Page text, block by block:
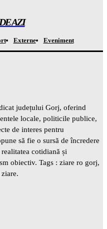
AZI
Externe Eveniment
județului Gorj, oferind
locale, politicile publice,
de interes pentru
să fie o sursă de încredere
cotidiană și
obiectiv. Tags : ziare ro gorj,